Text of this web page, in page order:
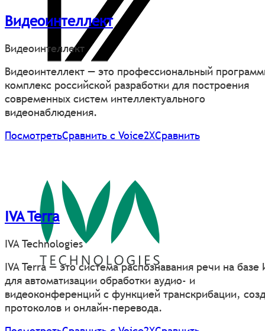
Видеоинтеллект
Видеоинтеллект
Видеоинтеллект — это профессиональный
комплекс российской разработки для построения
современных систем интеллектуального
видеонаблюдения.
ПосмотретьСравнить с Voice2XСравнить
IVA Terra
IVA Technologies
IVA Terra — это система распознавания речи на базе
для автоматизации обработки аудио- и
видеоконференций с функцией транскрибации,
протоколов и онлайн-перевода.